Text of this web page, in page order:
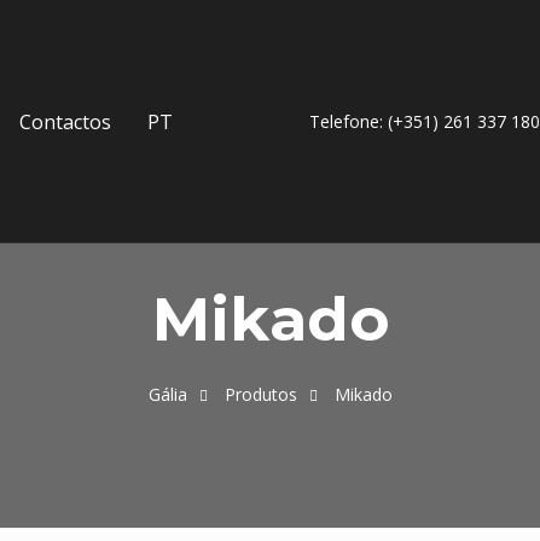
Contactos PT Telefone: (+351) 261 337 180
Mikado
Gália Produtos Mikado